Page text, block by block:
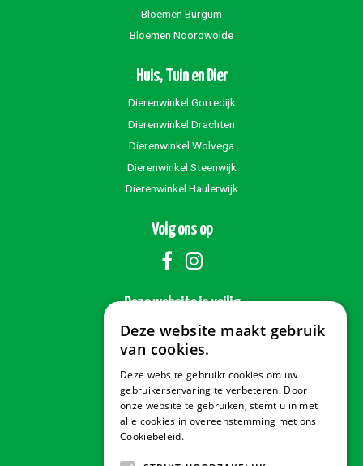
Bloemen Burgum
Bloemen Noordwolde
Huis, Tuin en Dier
Dierenwinkel Gorredijk
Dierenwinkel Drachten
Dierenwinkel Wolvega
Dierenwinkel Steenwijk
Dierenwinkel Haulerwijk
Volg ons op
Deze website is veilig
Veilig betalen
Deze website maakt gebruik
van cookies.
Deze website gebruikt cookies om uw
gebruikerservaring te verbeteren. Door
onze website te gebruiken, stemt u in met
alle cookies in overeenstemming met ons
Cookiebeleid.